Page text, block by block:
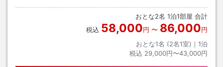
おとな2名 1泊1部屋 合計
税込 58,000円 〜 86,000円
おとな1名 (2名1室)｜ 1泊
税込 29,000円〜43,000円